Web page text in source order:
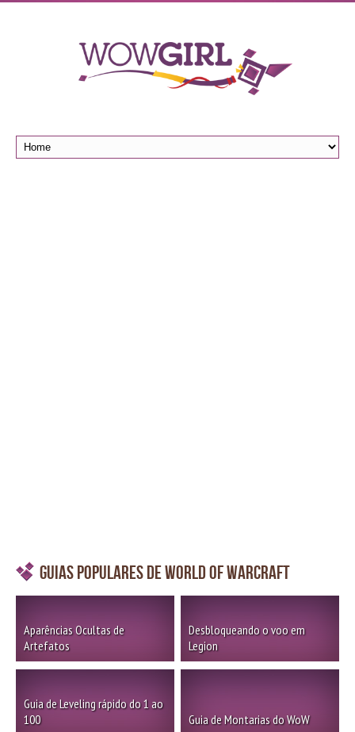
Guias Populares de World of Warcraft
Aparências Ocultas de
Artefatos
Desbloqueando o voo em
Legion
Guia de Leveling rápido do 1 ao
100
Guia de Montarias do WoW